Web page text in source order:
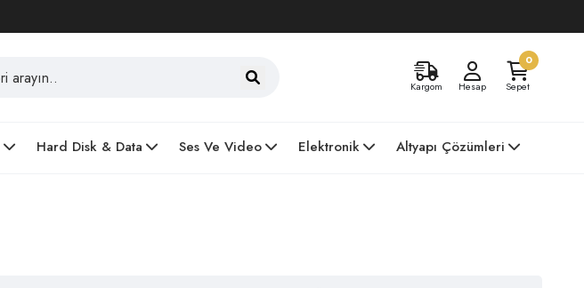
Kargom Hesap
0
Sepet
Hard Disk & Data Ses Ve Video Elektronik Altyapı Çözümleri